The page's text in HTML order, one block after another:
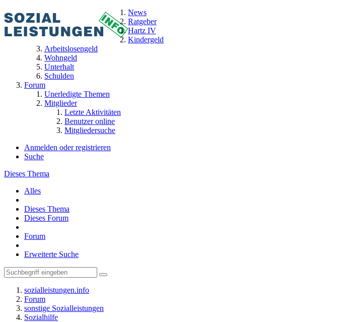
News
Ratgeber
Hartz IV
Kindergeld
Arbeitslosengeld
Wohngeld
Unterhalt
Schulden
Forum
Unerledigte Themen
Mitglieder
Letzte Aktivitäten
Benutzer online
Mitgliedersuche
Anmelden oder registrieren
Suche
Dieses Thema
Alles
Dieses Thema
Dieses Forum
Forum
Erweiterte Suche
sozialleistungen.info
Forum
sonstige Sozialleistungen
Sozialhilfe